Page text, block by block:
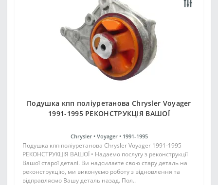
Подушка кпп поліуретанова Chrysler Voyager
1991-1995 РЕКОНСТРУКЦІЯ ВАШОЇ
Chrysler • Voyager • 1991-1995
Подушка кпп поліуретанова Chrysler Voyager 1991-1995
РЕКОНСТРУКЦІЯ ВАШОЇ • Надаємо послугу з реконструкції
Вашої старої деталі. Ви надсилаєте свою стару деталь на
реконструкцію, ми виконуємо роботу з відновлення та
відправляємо Вашу деталь назад. Пол..